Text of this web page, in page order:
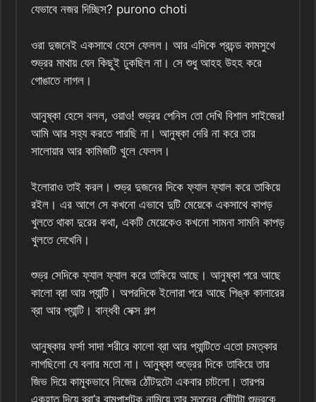
যেভাবে নজর দিচ্ছিস? purono choti
ওরা দুজনেই একসাথে হেসে ফেলল। আর এদিকে প্রচন্ড কামসুখে
শুভ্রর মাথায় যেন কিছুই ঢুকছিল না। সে শুধু আহহ উহহ করে
গোঙাতে লাগল।
আনুষ্কা হেসে বলল, ওয়াও! শুভ্রর পেনিস তো দেখি বিশাল সাইজের!
আমি আর সহ্য করতে পারছি না। আনুষ্কা দেরি না করে তার
সালোয়ার আর কামিজটি খুলে ফেলল।
ইলোরাও তাই করল। শুভ্র দুজনের দিকে ফ্যাল ফ্যাল করে তাকিয়ে
রইল। এর আগে সে কখনো এভাবে দুটি মেয়েকে একসাথে কাপড়
খুলতে থাকা দুরের কথা, একটি মেয়েকেও কখনো সামনা সামনি কাপড়
খুলতে দেখেনি।
শুভ্র সেদিকে ফ্যাল ফ্যাল করে তাকিয়ে আছে। আনুষ্কা পরে আছে
কালো ব্রা আর প্যান্টি। অপরদিকে ইলোরা পরে আছে পিঙ্ক কালারের
ব্রা আর প্যান্টি। বান্ধবী সেক্স গল্প
আনুষ্কার ফর্সা সাদা শরীরে কালো ব্রা আর প্যান্টিতে এতো চমত্কার
লাগছিলো যে বলার মতো না। আনুষ্কা শুভ্রের দিকে তাকিয়ে তার
জিভ দিয়ে কামুকভাবে নিজের ঠোঁটদুটো একবার চাটলো। তারপর
একহাত দিয়ে ব্রা’র বামপাশটুকু নামিয়ে তার স্তনের বোঁটাটা শুভ্রকে